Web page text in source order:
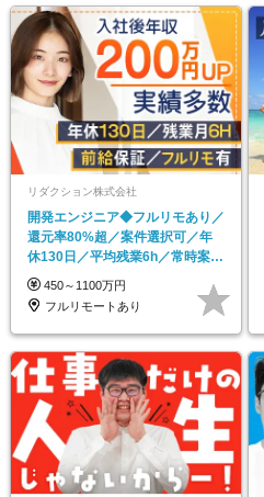
リダクション株式会社
開発エンジニア◆フルリモあり／
還元率80%超／案件選択可／年
休130日／平均残業6h／常時案件
2万件獲得中
450～1100万円
フルリモートあり